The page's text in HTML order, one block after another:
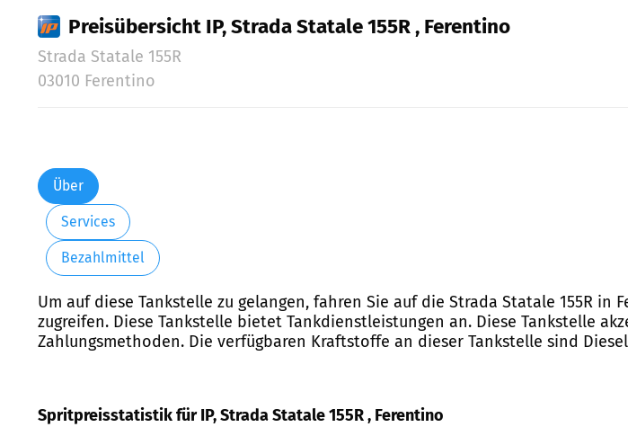
Preisübersicht IP, Strada Statale 155R , Ferentino
Strada Statale 155R
03010 Ferentino
Über
Services
Bezahlmittel
Um auf diese Tankstelle zu gelangen, fahren Sie auf die Strada Statale 155R in
zugreifen. Diese Tankstelle bietet Tankdienstleistungen an. Diese Tankstelle
Zahlungsmethoden. Die verfügbaren Kraftstoffe an dieser Tankstelle sind
Spritpreisstatistik für IP, Strada Statale 155R , Ferentino